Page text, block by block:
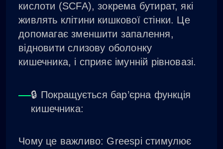
кислоти (SCFA), зокрема бутират, які
живлять клітини кишкової стінки. Це
допомагає зменшити запалення,
відновити слизову оболонку
кишечника, і сприяє імунній рівновазі.
🔒 Покращується бар’єрна функція
кишечника:
Чому це важливо: Greespi стимулює